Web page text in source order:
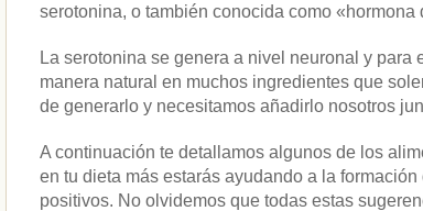
serotonina, o también conocida como «hormona
La serotonina se genera a nivel neuronal y para
manera natural en muchos ingredientes que
de generarlo y necesitamos añadirlo nosotros
A continuación te detallamos algunos de los
en tu dieta más estarás ayudando a la
positivos. No olvidemos que todas estas